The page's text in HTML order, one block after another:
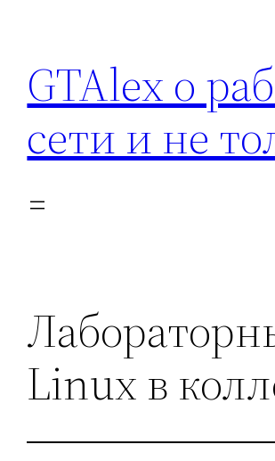
содержимому
GTAlex о
сети и не
Linux в